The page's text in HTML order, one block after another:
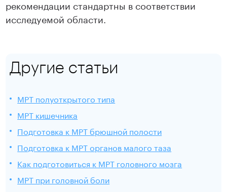
рекомендации стандартны в соответствии
исследуемой области.
Другие статьи
МРТ полуоткрытого типа
МРТ кишечника
Подготовка к МРТ брюшной полости
Подготовка к МРТ органов малого таза
Как подготовиться к МРТ головного мозга
МРТ при головной боли